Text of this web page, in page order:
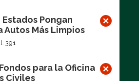
Pongan
Autos Más Limpios
391
para la Oficina
Civiles